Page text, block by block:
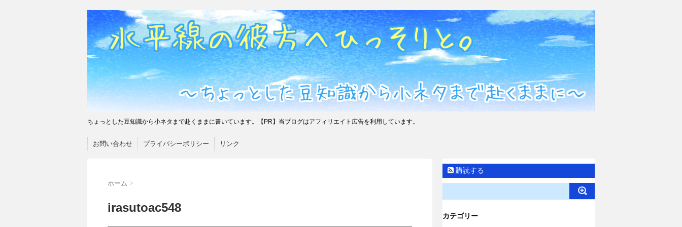
ちょっとした豆知識から小ネタまで赴くままに書いています。【PR】当ブログはアフィリエイト広告を利用しています。
お問い合わせ プライバシーポリシー リンク
ホーム >
irasutoac548
購読する
カテゴリー